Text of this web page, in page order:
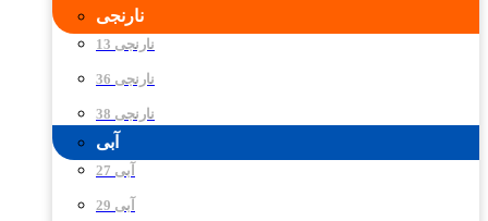
نارنجی
نارنجی 13
نارنجی 36
نارنجی 38
آبی
آبی 27
آبی 29